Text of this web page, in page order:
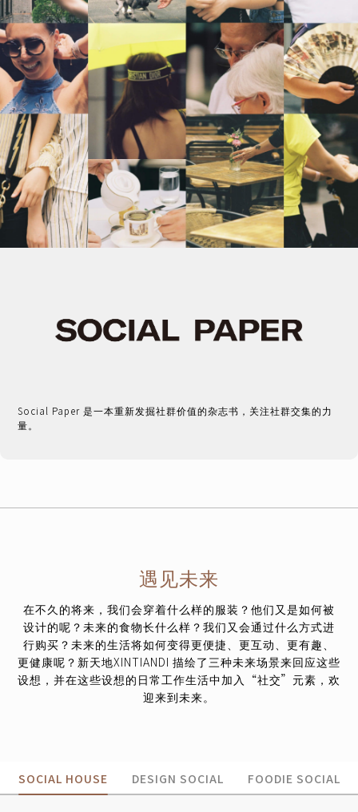
Social Paper 是一本重新发掘社群价值的杂志书，关注社群交集的力
量。
遇见未来
在不久的将来，我们会穿着什么样的服装？他们又是如何被
设计的呢？未来的食物长什么样？我们又会通过什么方式进
行购买？未来的生活将如何变得更便捷、更互动、更有趣、
更健康呢？新天地XINTIANDI 描绘了三种未来场景来回应这些
设想，并在这些设想的日常工作生活中加入“社交”元素，欢
迎来到未来。
SOCIAL HOUSE DESIGN SOCIAL FOODIE SOCIAL